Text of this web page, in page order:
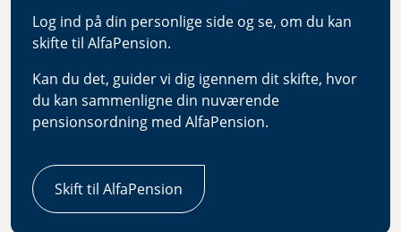
Log ind på din personlige side og se, om du kan
skifte til AlfaPension.
Kan du det, guider vi dig igennem dit skifte, hvor
du kan sammenligne din nuværende
pensionsordning med AlfaPension.
Skift til AlfaPension